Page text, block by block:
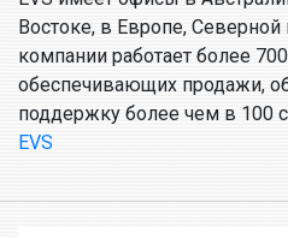
Востоке, в Европе,
компании работает более
обеспечивающих продажи,
поддержку более чем в 100
EVS